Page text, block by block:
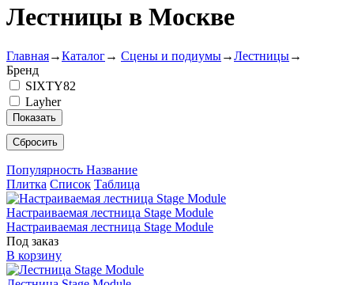
Лестницы в Москве
Главная→Каталог→ Сцены и подиумы→Лестницы→
Бренд
SIXTY82
Layher
Показать
Сбросить
Популярность Название
Плитка Список Таблица
Настраиваемая лестница Stage Module
Настраиваемая лестница Stage Module
Под заказ
В корзину